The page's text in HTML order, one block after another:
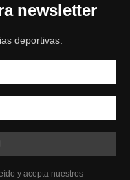
newsletter
deportivas.
y acepta nuestros